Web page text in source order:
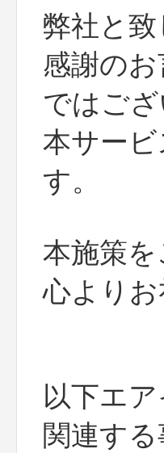
弊社と
感謝の
ではご
本サー
す。
本施策
心より
以下エ
関連す